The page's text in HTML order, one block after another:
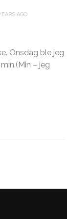
AGO
Onsdag ble jeg
– jeg